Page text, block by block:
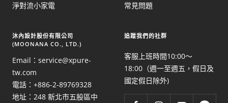
淨對流小家電
常見問題
​沐內設計股份有限公司
(MOONANA CO., LTD.)
Email：service@xpure-
tw.com
電話：+886-2-89769328
地址：248 新北市五股區中
追蹤我們的社群
客服上班時間10:00～
18:00（週一至週五，假日及
國定假日除外)